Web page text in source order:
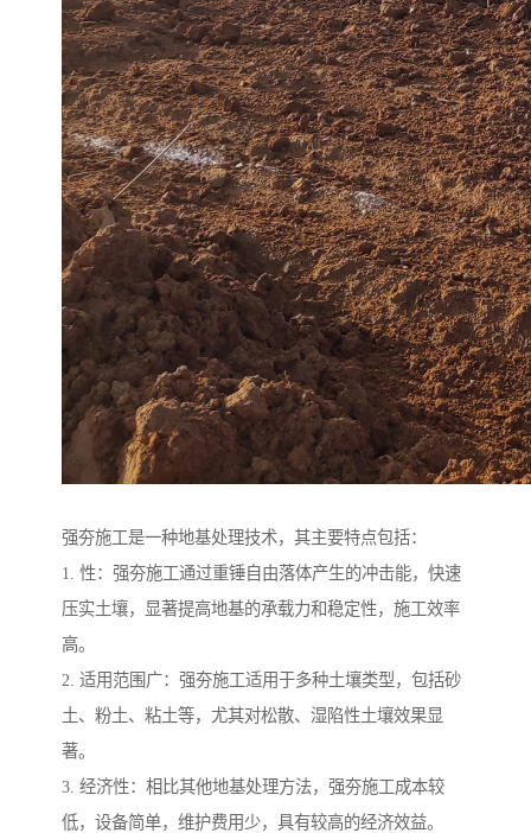
强夯施工是一种地基处理技术，其主要特点包括：
1. 性：强夯施工通过重锤自由落体产生的冲击能，快速
压实土壤，显著提高地基的承载力和稳定性，施工效率
高。
2. 适用范围广：强夯施工适用于多种土壤类型，包括砂
土、粉土、粘土等，尤其对松散、湿陷性土壤效果显
著。
3. 经济性：相比其他地基处理方法，强夯施工成本较
低，设备简单，维护费用少，具有较高的经济效益。